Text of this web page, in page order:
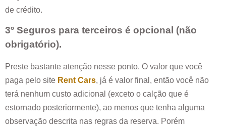
de crédito.
3º Seguros para terceiros é opcional (não
obrigatório).
Preste bastante atenção nesse ponto. O valor que você
paga pelo site Rent Cars, já é valor final, então você não
terá nenhum custo adicional (exceto o calção que é
estornado posteriormente), ao menos que tenha alguma
observação descrita nas regras da reserva. Porém